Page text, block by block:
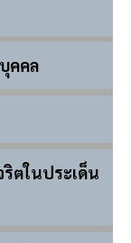
คคล
ตในประเด็น